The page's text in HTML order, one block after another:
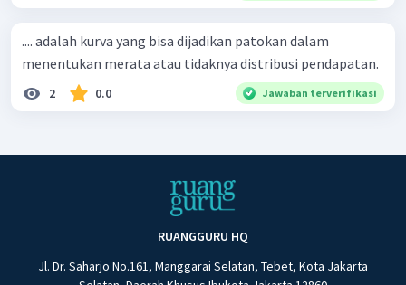
.... adalah kurva yang bisa dijadikan patokan dalam
menentukan merata atau tidaknya distribusi pendapatan.
2 0.0 Jawaban terverifikasi
RUANGGURU HQ
Jl. Dr. Saharjo No.161, Manggarai Selatan, Tebet, Kota Jakarta